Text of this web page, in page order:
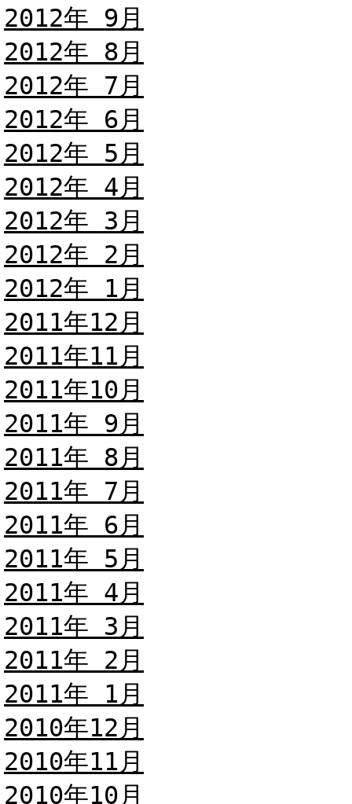
2012年 9月
2012年 8月
2012年 7月
2012年 6月
2012年 5月
2012年 4月
2012年 3月
2012年 2月
2012年 1月
2011年12月
2011年11月
2011年10月
2011年 9月
2011年 8月
2011年 7月
2011年 6月
2011年 5月
2011年 4月
2011年 3月
2011年 2月
2011年 1月
2010年12月
2010年11月
2010年10月